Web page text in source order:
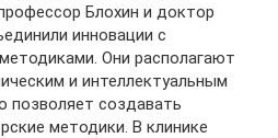
Блохин и доктор
инновации с
Они располагают
и интеллектуальным
позволяет создавать
методики. В клинике